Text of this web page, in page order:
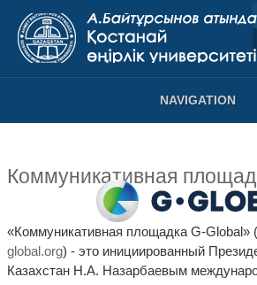
NAVIGATION
Коммуникативная
«Коммуникативная площадка G-Global» (
global.org) - это инициированный
Казахстан Н.А. Назарбаевым